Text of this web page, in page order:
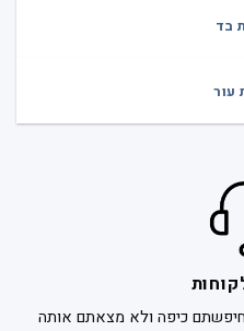
בד
עור
כיפה ולא מצאתם אותה